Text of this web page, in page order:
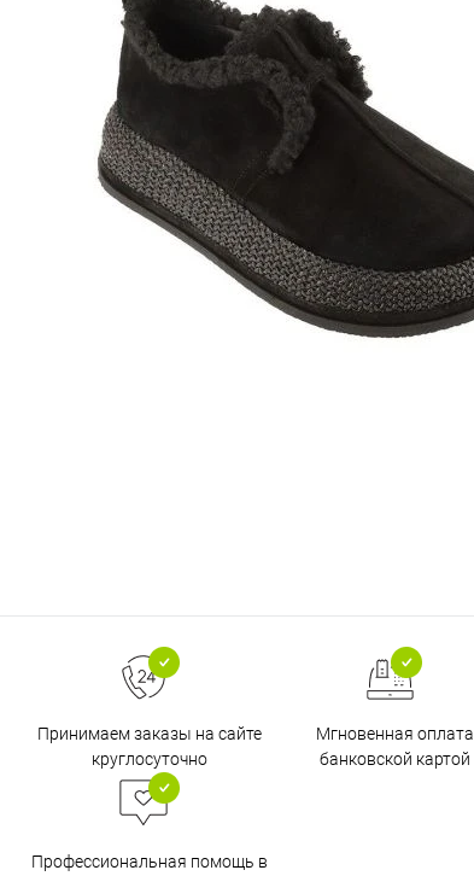
Принимаем заказы на сайте
круглосуточно
Мгновенная оплата
банковской картой
Профессиональная помощь в